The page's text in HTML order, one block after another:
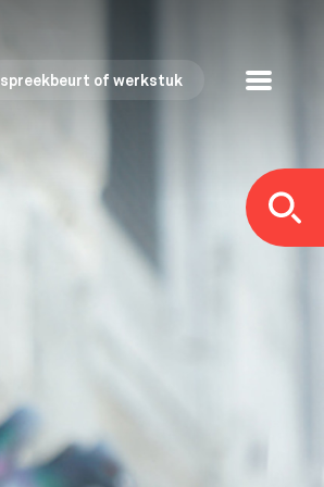
spreekbeurt of werkstuk